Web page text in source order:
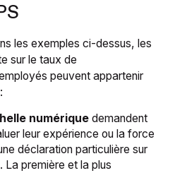
les exemples ci-dessus, les
sur le taux de
peuvent appartenir
numérique demandent
leur expérience ou la force
déclaration particulière sur
La première et la plus